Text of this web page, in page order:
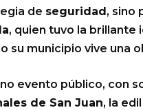
de seguridad, sino
, quien tuvo la
su municipio vive una
evento público, con
de San Juan, la